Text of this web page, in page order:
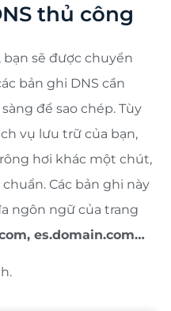
thủ công
sẽ được chuyển
bản ghi DNS cần
để sao chép. Tùy
vụ lưu trữ của bạn,
hơi khác một chút,
Các bản ghi này
ngôn ngữ của trang
es.domain.com…